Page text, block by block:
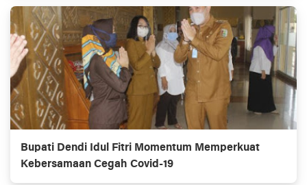
Bupati Dendi Idul Fitri Momentum Memperkuat
Kebersamaan Cegah Covid-19